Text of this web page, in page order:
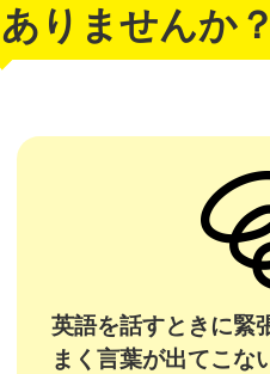
ありませんか
英語を話すときに緊
まく言葉が出てこな